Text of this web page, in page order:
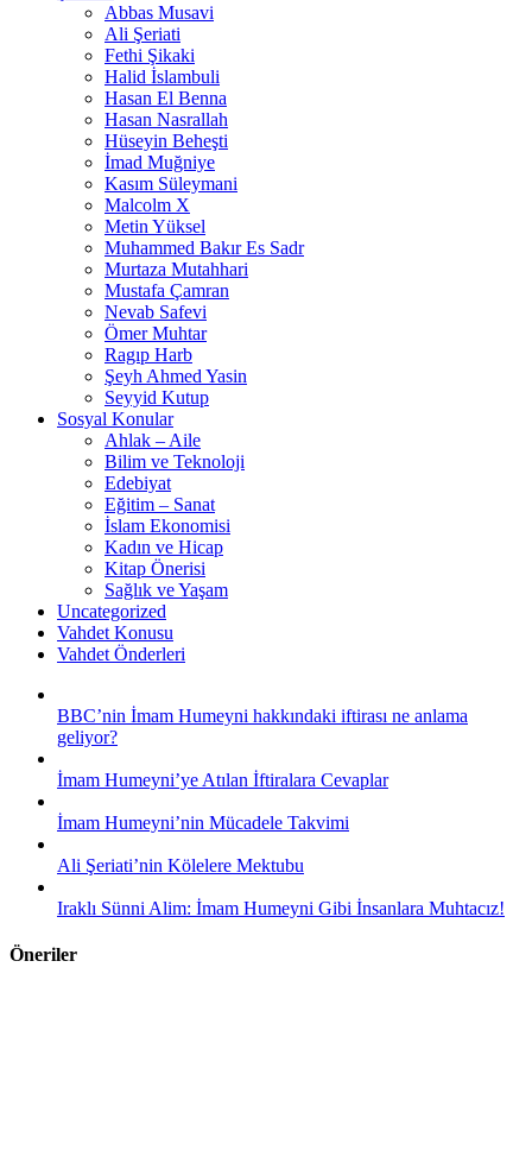
Abbas Musavi
Ali Şeriati
Fethi Şikaki
Halid İslambuli
Hasan El Benna
Hasan Nasrallah
Hüseyin Beheşti
İmad Muğniye
Kasım Süleymani
Malcolm X
Metin Yüksel
Muhammed Bakır Es Sadr
Murtaza Mutahhari
Mustafa Çamran
Nevab Safevi
Ömer Muhtar
Ragıp Harb
Şeyh Ahmed Yasin
Seyyid Kutup
Sosyal Konular
Ahlak – Aile
Bilim ve Teknoloji
Edebiyat
Eğitim – Sanat
İslam Ekonomisi
Kadın ve Hicap
Kitap Önerisi
Sağlık ve Yaşam
Uncategorized
Vahdet Konusu
Vahdet Önderleri
BBC’nin İmam Humeyni hakkındaki iftirası ne anlama
geliyor?
İmam Humeyni’ye Atılan İftiralara Cevaplar
İmam Humeyni’nin Mücadele Takvimi
Ali Şeriati’nin Kölelere Mektubu
Iraklı Sünni Alim: İmam Humeyni Gibi İnsanlara Muhtacız!
Öneriler